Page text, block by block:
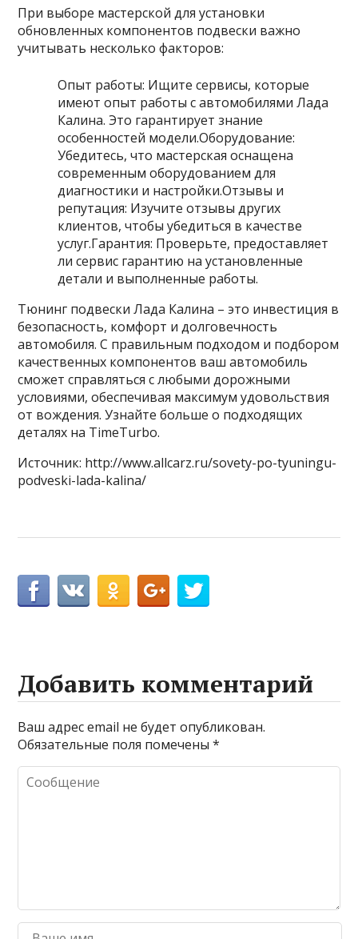
При выборе мастерской для установки
обновленных компонентов подвески важно
учитывать несколько факторов:
Опыт работы: Ищите сервисы, которые
имеют опыт работы с автомобилями Лада
Калина. Это гарантирует знание
особенностей модели.Оборудование:
Убедитесь, что мастерская оснащена
современным оборудованием для
диагностики и настройки.Отзывы и
репутация: Изучите отзывы других
клиентов, чтобы убедиться в качестве
услуг.Гарантия: Проверьте, предоставляет
ли сервис гарантию на установленные
детали и выполненные работы.
Тюнинг подвески Лада Калина – это инвестиция в
безопасность, комфорт и долговечность
автомобиля. С правильным подходом и подбором
качественных компонентов ваш автомобиль
сможет справляться с любыми дорожными
условиями, обеспечивая максимум удовольствия
от вождения. Узнайте больше о подходящих
деталях на TimeTurbo.
Источник: http://www.allcarz.ru/sovety-po-tyuningu-
podveski-lada-kalina/
Добавить комментарий
Ваш адрес email не будет опубликован.
Обязательные поля помечены*